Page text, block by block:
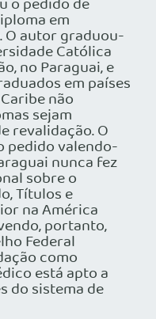
o pedido de
em
O autor graduou-
Católica
no Paraguai, e
em países
não
sejam
revalidação. O
pedido valendo-
nunca fez
sobre o
Títulos e
na América
portanto,
Federal
como
está apto a
do sistema de